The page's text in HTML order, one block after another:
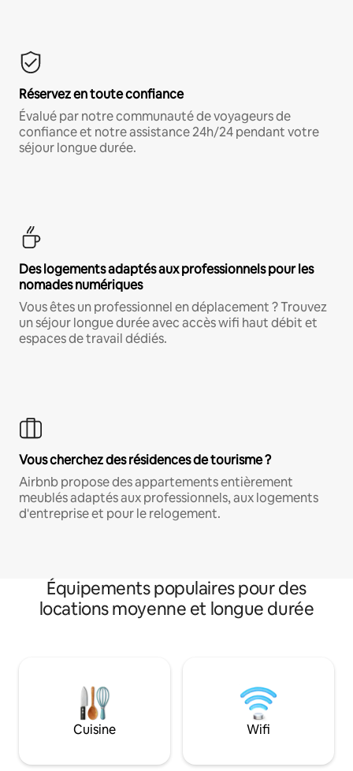
Réservez en toute confiance
Évalué par notre communauté de voyageurs de
confiance et notre assistance 24h/24 pendant votre
séjour longue durée.
Des logements adaptés aux professionnels pour les
nomades numériques
Vous êtes un professionnel en déplacement ? Trouvez
un séjour longue durée avec accès wifi haut débit et
espaces de travail dédiés.
Vous cherchez des résidences de tourisme ?
Airbnb propose des appartements entièrement
meublés adaptés aux professionnels, aux logements
d'entreprise et pour le relogement.
Équipements populaires pour des
locations moyenne et longue durée
Cuisine Wifi